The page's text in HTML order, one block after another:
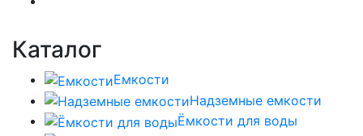
Каталог
Емкости
Надземные емкости
Ёмкости для воды